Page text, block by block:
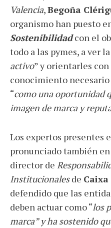
Valencia,Begoña
organismo han puesto
Sostenibilidadcon el
todo a las pymes, a ver
activo” y orientarles
conocimiento
“como una oportunidad
imagen de marca y
Los expertos presentes
pronunciado también
director de
Institucionalesde
defendido que las
deben actuar como “los
marca” y ha sostenido